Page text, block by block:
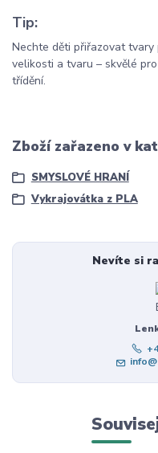
Tip:
Nechte děti přiřazovat
velikosti a tvaru – skvělé
třídění.
Zboží zařazeno v
SMYSLOVÉ HRANÍ
Vykrajovátka z PLA
Nevíte si